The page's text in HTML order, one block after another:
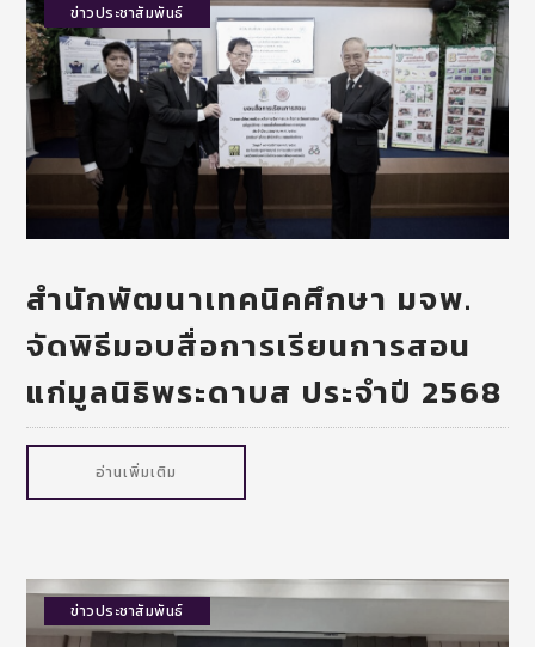
ข่าวประชาสัมพันธ์
สำนักพัฒนาเทคนิคศึกษา มจพ.
จัดพิธีมอบสื่อการเรียนการสอน
แก่มูลนิธิพระดาบส ประจำปี 2568
อ่านเพิ่มเติม
ข่าวประชาสัมพันธ์